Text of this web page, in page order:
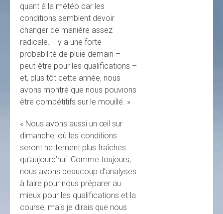
quant à la météo car les
conditions semblent devoir
changer de manière assez
radicale. Il y a une forte
probabilité de pluie demain –
peut-être pour les qualifications –
et, plus tôt cette année, nous
avons montré que nous pouvions
être compétitifs sur le mouillé. »
« Nous avons aussi un œil sur
dimanche, où les conditions
seront nettement plus fraîches
qu’aujourd’hui. Comme toujours,
nous avons beaucoup d’analyses
à faire pour nous préparer au
mieux pour les qualifications et la
course, mais je dirais que nous